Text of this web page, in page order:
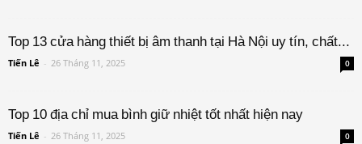
Top 13 cửa hàng thiết bị âm thanh tại Hà Nội uy tín, chất...
Tiến Lê - 26 Tháng 11, 2025 0
Top 10 địa chỉ mua bình giữ nhiệt tốt nhất hiện nay
Tiến Lê - 26 Tháng 11, 2025 0